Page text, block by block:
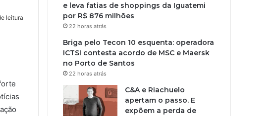
leitura
e leva fatias de shoppings da Iguatemi
por R$ 876 milhões
22 horas atrás
Briga pelo Tecon 10 esquenta: operadora
ICTSI contesta acordo de MSC e Maersk
no Porto de Santos
22 horas atrás
C&A e Riachuelo
apertam o passo. E
expõem a perda de